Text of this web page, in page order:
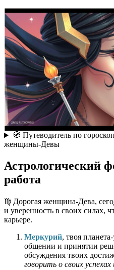
🧭 Путеводитель по
женщины-Девы
Астрологический
работа
♍️ Дорогая женщина-Дева,
и уверенность в своих силах,
карьере.
Меркурий, твоя
общении и принятии
обсуждения твоих
говорить о своих